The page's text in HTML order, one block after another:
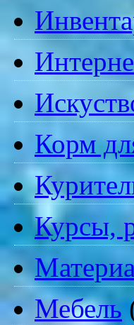
Корм
Курсы,
Мебель